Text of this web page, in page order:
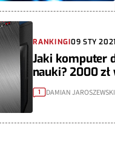
RANKINGI09 STY 2021
Jaki komputer
nauki? 2000
1 DAMIAN JAROSZEWSKI